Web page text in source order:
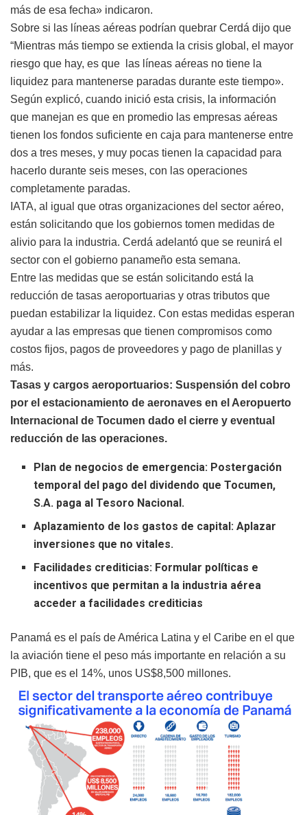
más de esa fecha» indicaron.
Sobre si las líneas aéreas podrían quebrar Cerdá dijo que
“Mientras más tiempo se extienda la crisis global, el mayor
riesgo que hay, es que las líneas aéreas no tiene la
liquidez para mantenerse paradas durante este tiempo».
Según explicó, cuando inició esta crisis, la información
que manejan es que en promedio las empresas aéreas
tienen los fondos suficiente en caja para mantenerse entre
dos a tres meses, y muy pocas tienen la capacidad para
hacerlo durante seis meses, con las operaciones
completamente paradas.
IATA, al igual que otras organizaciones del sector aéreo,
están solicitando que los gobiernos tomen medidas de
alivio para la industria. Cerdá adelantó que se reunirá el
sector con el gobierno panameño esta semana.
Entre las medidas que se están solicitando está la
reducción de tasas aeroportuarias y otras tributos que
puedan estabilizar la liquidez. Con estas medidas esperan
ayudar a las empresas que tienen compromisos como
costos fijos, pagos de proveedores y pago de planillas y
más.
Tasas y cargos aeroportuarios: Suspensión del cobro
por el estacionamiento de aeronaves en el Aeropuerto
Internacional de Tocumen dado el cierre y eventual
reducción de las operaciones.
Plan de negocios de emergencia: Postergación
temporal del pago del dividendo que Tocumen,
S.A. paga al Tesoro Nacional.
Aplazamiento de los gastos de capital: Aplazar
inversiones que no vitales.
Facilidades crediticias: Formular políticas e
incentivos que permitan a la industria aérea
acceder a facilidades crediticias
Panamá es el país de América Latina y el Caribe en el que
la aviación tiene el peso más importante en relación a su
PIB, que es el 14%, unos US$8,500 millones.